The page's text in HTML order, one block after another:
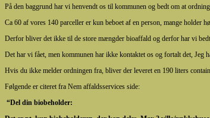
På den baggrund har vi henvendt os til kommunen og bedt om at
Ca 60 af vores 140 parceller er kun beboet af en person, mange holder
Derfor bliver det ikke til de store mængder bioaffald og derfor har vi
Det har vi fået, men kommunen har ikke kontaktet os og fortalt det, Jeg
Hvis du ikke melder ordningen fra, bliver der leveret en 190 liters
Følgende er citeret fra Nem affaldsservices side:
“Del din biobeholder: